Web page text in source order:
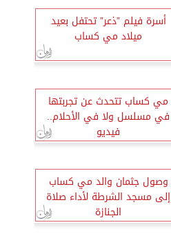
أسرة فيلم ”ذعر” تحتفل بعيد
ميلاد مي كساب
مي كساب تتحدث عن تجربتها
في مسلسل ولا في الأحلام..
فيديو
وصول جثمان والد مي كساب
إلى مسجد الشرطة لأداء صلاة
الجنازة